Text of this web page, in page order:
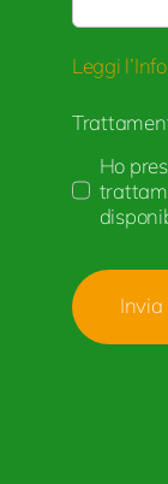
Leggi
Ho
Invia